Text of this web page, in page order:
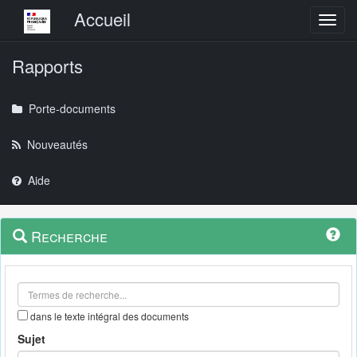
Menu principalAccueil
Rapports
Porte-documents
Nouveautés
Aide
Navigation
outils
Menu
contextuel
Recherche
dans le texte intégral des documents
Sujet